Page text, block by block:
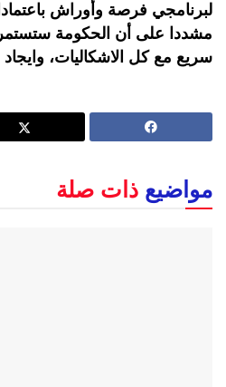
لبرنامجي فرصة وأوراش
مشددا على أن الحكومة
سريع مع كل الاشكاليات، وايجاد
مواضيع ذات صلة